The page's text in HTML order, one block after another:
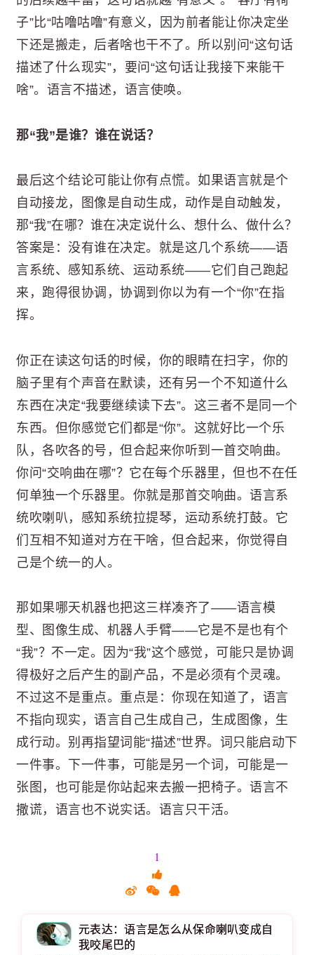
子”比“咕噜咕噜”有意义，因为前者能让你决定坐
下还是搬走，后者啥也干不了。所以别问“这句话
描述了什么现实”，要问“这句话让我接下来能干
啥”。语言不描述，语言使唤。
那“我”是谁？谁在说话？
最后这个结论可能让你有点慌。如果语言就是个
自动接龙，图像是自动生成，动作是自动触发，
那“我”在哪？谁在决定说什么、想什么、做什么？
答案是：没有谁在决定。就是这几个系统——语
言系统、感知系统、运动系统——它们自己跑起
来，跑得很协调，协调到你以为有一个“你”在指
挥。
你正在读这句话的时候，你的眼睛在扫字，你的
脑子里有个声音在默读，还有另一个不知道什么
东西在决定“我要继续读下去”。这三者不是同一个
东西。但你感觉它们都是“你”。这就好比一个乐
队，各吹各的号，但合起来你听到一首交响曲。
你问“交响曲在哪”？它在每个乐器里，但也不在任
何单独一个乐器里。你就是那首交响曲。语言系
统吹喇叭，感知系统拉提琴，运动系统打鼓。它
们互相不知道对方在干啥，但合起来，你觉得自
己是个统一的人。
那如果哪天机器也把这三样凑齐了——语言模
型、图像生成、机器人手臂——它是不是也有个
“我”？不一定。因为“我”这个感觉，可能只是协调
得极好之后产生的副产品，不是必须有个灵魂。
不过这不是重点。重点是：你现在知道了，语言
不指向现实，语言自己生成自己，生成图像，生
成行动。别再指望词能“描述”世界。词只能启动下
一件事。下一件事，可能是另一个词，可能是一
张图，也可能是你站起来去搬一把椅子。语言不
撒谎，语言也不说实话。语言只干活。
1
元表达：语言是怎么从保命喇叭变成自
我咬尾巴的